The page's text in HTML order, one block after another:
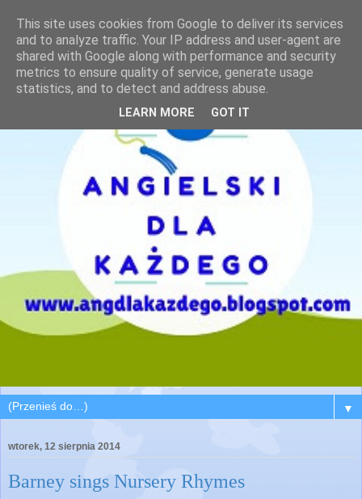
▼
wtorek, 12 sierpnia 2014
Barney sings Nursery Rhymes
This site uses cookies from Google to deliver its services
and to analyze traffic. Your IP address and user-agent are
shared with Google along with performance and security
metrics to ensure quality of service, generate usage
statistics, and to detect and address abuse.
LEARN MORE GOT IT